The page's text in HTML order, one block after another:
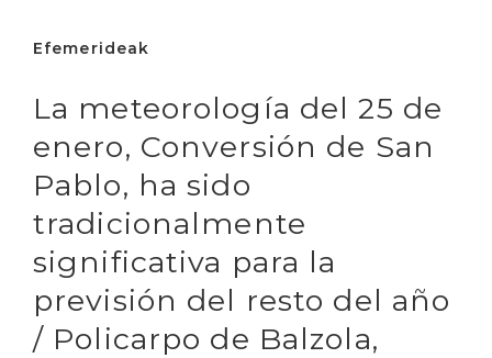
Efemerideak
La meteorología del 25 de
enero, Conversión de San
Pablo, ha sido
tradicionalmente
significativa para la
previsión del resto del año
/ Policarpo de Balzola,